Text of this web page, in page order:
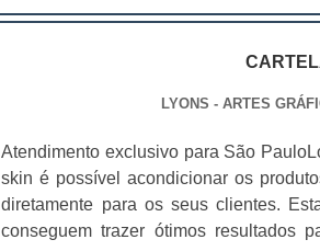
LYONS - ARTES
Atendimento exclusivo para São
skin é possível acondicionar os
diretamente para os seus clientes.
conseguem trazer ótimos resultados